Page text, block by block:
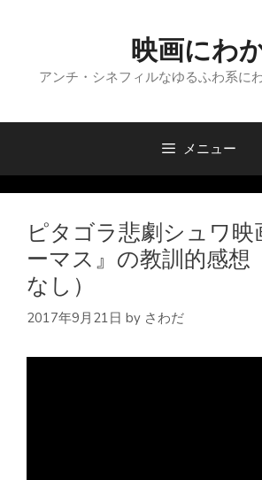
へ
映画にわ
アンチ・シネフィルなゆるふわ系に
メニュー
ピタゴラ悲劇シュワ映
ーマス』の教訓的感想
なし）
2017年9月21日 by さわだ